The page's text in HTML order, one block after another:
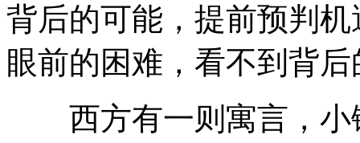
背后的可能，提前预判
眼前的困难，看不到背
西方有一则寓言，小